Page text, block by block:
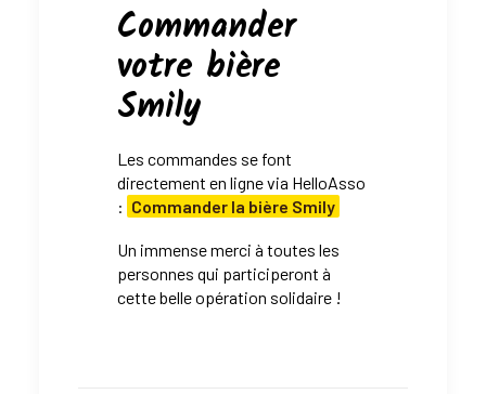
Commander
votre bière
Smily
Les commandes se font
directement en ligne via HelloAsso
: Commander la bière Smily
Un immense merci à toutes les
personnes qui participeront à
cette belle opération solidaire !